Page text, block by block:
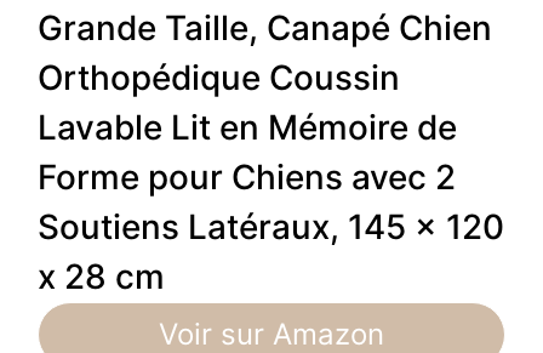
Grande Taille, Canapé Chien
Orthopédique Coussin
Lavable Lit en Mémoire de
Forme pour Chiens avec 2
Soutiens Latéraux, 145 x 120
x 28 cm
Voir sur Amazon